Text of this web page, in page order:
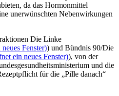
da das Hormonmittel
unerwünschten Nebenwirkungen
Die Linke
Fenster)) und Bündnis 90/Die
ein neues Fenster)), von der
und die
für die „Pille danach“